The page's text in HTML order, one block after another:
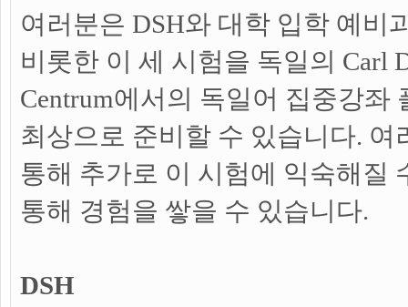
여러분은 DSH와 대학 입학 예비
비롯한 이 세 시험을 독일의 Carl
Centrum에서의 독일어 집중강좌
최상으로 준비할 수 있습니다.
통해 추가로 이 시험에 익숙해질
통해 경험을 쌓을 수 있습니다.
DSH